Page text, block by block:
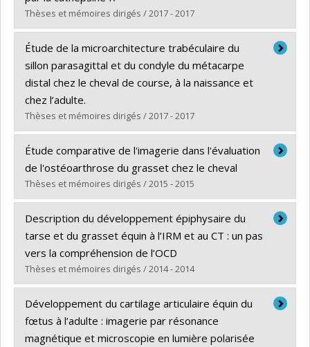
Grade :M. Sc.
Lien vers le document dans Papyrus
Thèses et mémoires dirigés / 2017 - 2017
Graduate : Noé, Beatriz
Cycle :Master's
Grade :M. Sc.
Lien vers le document dans Papyrus
Étude de la microarchitecture trabéculaire du
sillon parasagittal et du condyle du métacarpe
distal chez le cheval de course, à la naissance et
chez l’adulte.
Thèses et mémoires dirigés / 2017 - 2017
Graduate :Anne-Archard, Nicolas
Cycle :Master's
Grade :M. Sc.
Lien vers le document dans Papyrus
Étude comparative de l'imagerie dans l'évaluation
de l'ostéoarthrose du grasset chez le cheval
Thèses et mémoires dirigés / 2015 - 2015
Graduate : De Lasalle, Julie
Cycle :Master's
Grade :M. Sc.
Lien vers le document dans Papyrus
Description du développement épiphysaire du
tarse et du grasset équin à l’IRM et au CT : un pas
vers la compréhension de l’OCD
Thèses et mémoires dirigés / 2014 - 2014
Graduate :Fontaine, Pascal
Cycle :Master's
Grade :M. Sc.
Développement du cartilage articulaire équin du
fœtus à l’adulte : imagerie par résonance
magnétique et microscopie en lumière polarisée